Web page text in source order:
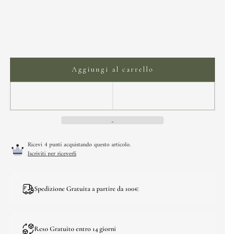
Aggiungi al carrello
Ricevi 4 punti acquistando questo articolo.
Iscriviti per riceverli
Spedizione Gratuita a partire da 100€
Reso Gratuito entro 14 giorni